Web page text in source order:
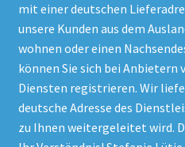
mit einer deutschen
unsere Kunden aus dem
wohnen oder einen
können Sie sich bei
Diensten registrieren. Wir
deutsche Adresse des
zu Ihnen weitergeleitet wird.
© Onlineshop Kinderlino 2026
Datenschutzerklärung
Vertrag